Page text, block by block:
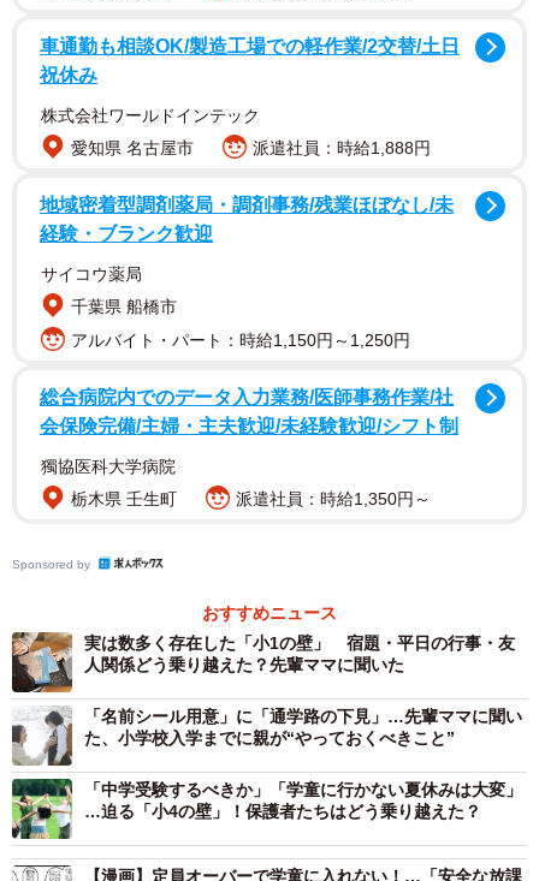
子どもの小学校入学にあたって、働き方の見直しを検討しましたか？／
子どもの小学校入学で子育ての負担や悩みが増えたと感じましたか？
（提供画像）
子どもの小学校入学前後、実際にどのように働き方を変えましたか？／
働き方を変えた具体的な理由（提供画像）
増えたと感じる子育ての負担や悩み（提供画像）
調査の結果、全体の50.7%の人が「働き方の見直しを検討
車通勤も相談OK/製造工場での軽作業/2交替/土日
祝休み
株式会社ワールドインテック
愛知県 名古屋市
派遣社員：時給1,888円
地域密着型調剤薬局・調剤事務/残業ほぼなし/未
経験・ブランク歓迎
サイコウ薬局
千葉県 船橋市
アルバイト・パート：時給1,150円～1,250円
総合病院内でのデータ入力業務/医師事務作業/社
会保険完備/主婦・主夫歓迎/未経験歓迎/シフト制
獨協医科大学病院
栃木県 壬生町
派遣社員：時給1,350円～
Sponsored by
おすすめニュース
実は数多く存在した「小1の壁」 宿題・平日の行事・友
人関係どう乗り越えた？先輩ママに聞いた
「名前シール用意」に「通学路の下見」…先輩ママに聞い
た、小学校入学までに親が“やっておくべきこと”
「中学受験するべきか」「学童に行かない夏休みは大変」
…迫る「小4の壁」！保護者たちはどう乗り越えた？
【漫画】定員オーバーで学童に入れない！…「安全な放課